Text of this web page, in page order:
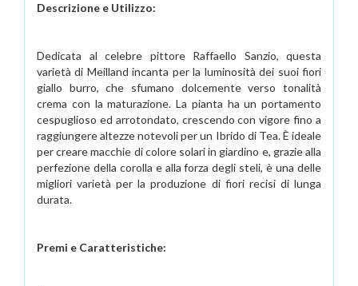
Descrizione e Utilizzo:
Dedicata al celebre pittore Raffaello Sanzio, questa
varietà di Meilland incanta per la luminosità dei suoi fiori
giallo burro, che sfumano dolcemente verso tonalità
crema con la maturazione. La pianta ha un portamento
cespuglioso ed arrotondato, crescendo con vigore fino a
raggiungere altezze notevoli per un Ibrido di Tea. È ideale
per creare macchie di colore solari in giardino e, grazie alla
perfezione della corolla e alla forza degli steli, è una delle
migliori varietà per la produzione di fiori recisi di lunga
durata.
Premi e Caratteristiche: